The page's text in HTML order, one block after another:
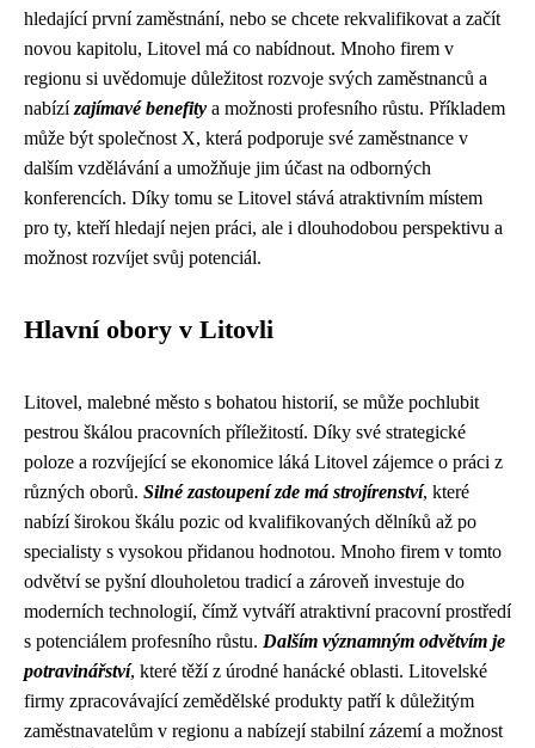
hledající první zaměstnání, nebo se chcete rekvalifikovat a začít
novou kapitolu, Litovel má co nabídnout. Mnoho firem v
regionu si uvědomuje důležitost rozvoje svých zaměstnanců a
nabízízajímavé benefity a možnosti profesního růstu. Příkladem
může být společnost X, která podporuje své zaměstnance v
dalším vzdělávání a umožňuje jim účast na odborných
konferencích. Díky tomu se Litovel stává atraktivním místem
pro ty, kteří hledají nejen práci, ale i dlouhodobou perspektivu a
možnost rozvíjet svůj potenciál.
Hlavní obory v Litovli
Litovel, malebné město s bohatou historií, se může pochlubit
pestrou škálou pracovních příležitostí. Díky své strategické
poloze a rozvíjející se ekonomice láká Litovel zájemce o práci z
různých oborů. Silné zastoupení zde má strojírenství, které
nabízí širokou škálu pozic od kvalifikovaných dělníků až po
specialisty s vysokou přidanou hodnotou. Mnoho firem v tomto
odvětví se pyšní dlouholetou tradicí a zároveň investuje do
moderních technologií, čímž vytváří atraktivní pracovní prostředí
s potenciálem profesního růstu. Dalším významným odvětvím je
potravinářství, které těží z úrodné hanácké oblasti. Litovelské
firmy zpracovávající zemědělské produkty patří k důležitým
zaměstnavatelům v regionu a nabízejí stabilní zázemí a možnost